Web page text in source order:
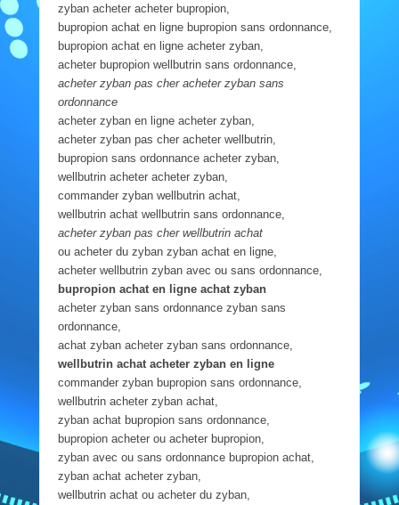
zyban acheter acheter bupropion,
bupropion achat en ligne bupropion sans ordonnance,
bupropion achat en ligne acheter zyban,
acheter bupropion wellbutrin sans ordonnance,
acheter zyban pas cher acheter zyban sans
ordonnance
acheter zyban en ligne acheter zyban,
acheter zyban pas cher acheter wellbutrin,
bupropion sans ordonnance acheter zyban,
wellbutrin acheter acheter zyban,
commander zyban wellbutrin achat,
wellbutrin achat wellbutrin sans ordonnance,
acheter zyban pas cher wellbutrin achat
ou acheter du zyban zyban achat en ligne,
acheter wellbutrin zyban avec ou sans ordonnance,
bupropion achat en ligne achat zyban
acheter zyban sans ordonnance zyban sans
ordonnance,
achat zyban acheter zyban sans ordonnance,
wellbutrin achat acheter zyban en ligne
commander zyban bupropion sans ordonnance,
wellbutrin acheter zyban achat,
zyban achat bupropion sans ordonnance,
bupropion acheter ou acheter bupropion,
zyban avec ou sans ordonnance bupropion achat,
zyban achat acheter zyban,
wellbutrin achat ou acheter du zyban,